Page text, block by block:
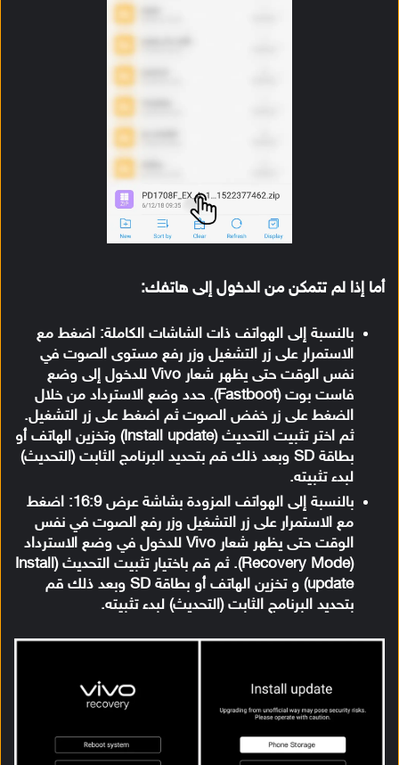
أما إذا لم تتمكن من الدخول إلى هاتفك:
بالنسبة إلى الهواتف ذات الشاشات الكاملة: اضغط مع
الاستمرار على زر التشغيل وزر رفع مستوى الصوت في
نفس الوقت حتى يظهر شعار Vivo للدخول إلى وضع
فاست بوت (Fastboot). حدد وضع الاسترداد من خلال
الضغط على زر خفض الصوت ثم اضغط على زر التشغيل.
ثم اختر تثبيت التحديث (Install update) وتخزين الهاتف أو
بطاقة SD وبعد ذلك قم بتحديد البرنامج الثابت (التحديث)
لبدء تثبيته.
بالنسبة إلى الهواتف المزودة بشاشة عرض 16:9:
اضغط
مع الاستمرار على زر التشغيل وزر رفع الصوت في نفس
الوقت حتى يظهر شعار Vivo للدخول في وضع الاسترداد
(Recovery Mode). ثم قم باختيار تثبيت التحديث (Install
update) و تخزين الهاتف أو بطاقة SD وبعد ذلك قم
بتحديد البرنامج الثابت (التحديث) لبدء تثبيته.